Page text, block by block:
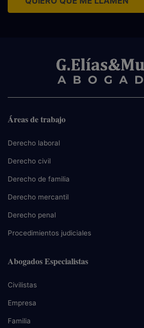
Áreas de trabajo
Derecho laboral
Derecho civil
Derecho de familia
Derecho mercantil
Derecho penal
Procedimientos judiciales
Abogados Especialistas
Civilistas
Empresa
Familia